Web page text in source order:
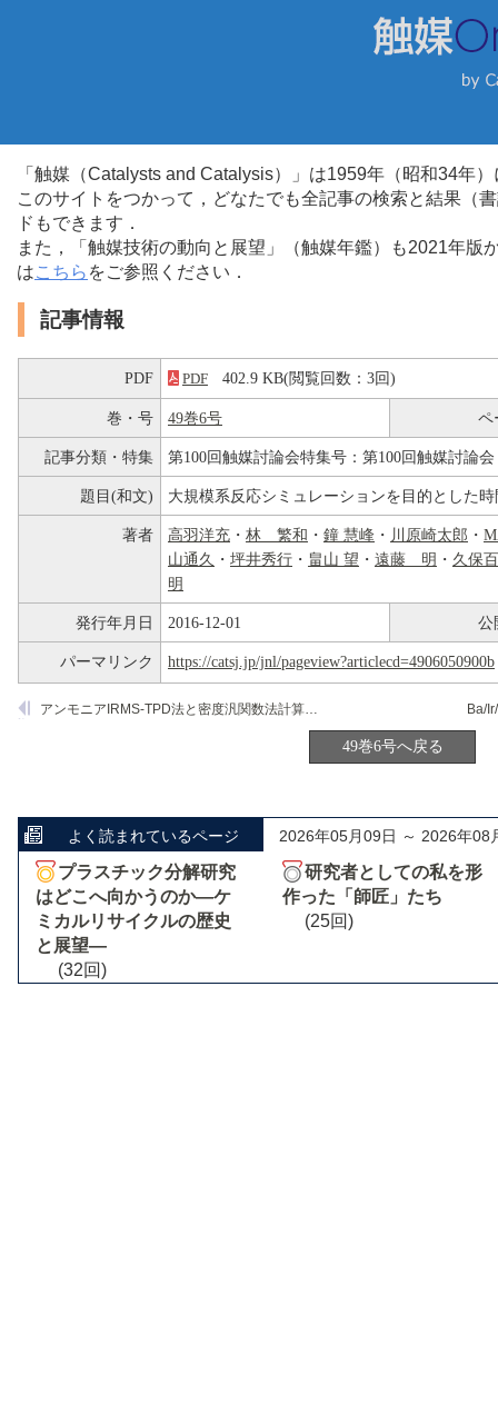
「触媒（Catalysts and Catalysis）」は1959年（昭和34年
このサイトをつかって，どなたでも全記事の検索と結果（
ドもできます．
また，「触媒技術の動向と展望」（触媒年鑑）も2021年
はこちら をご参照ください．
記事情報
PDF PDF 402.9 KB(閲覧回数：3回)
巻・号 49巻6号 ペ
記事分類・特集 第100回触媒討論会特集号：第100回触媒討論会
題目(和文) 大規模系反応シミュレーションを目的とした
著者 高羽洋充 ・ 林 繁和 ・ 鐘 慧峰 ・ 川原崎太郎 ・
山通久
・ 坪井秀行 ・ 畠山 望 ・ 遠藤 明 ・ 久保
明
発行年月日 2016-12-01 公
パーマリンク https://catsj.jp/jnl/pageview?articlecd=4906050900b
Ba/
アンモニアIRMS-TPD法と密度汎関数法計算によるゼオライト内ブレンステッド酸性質の定量的評価
49巻6号へ戻る
よく読まれているページ 2026年05月09日 ～ 2026年08
プラスチック分解研究
はどこへ向かうのか―ケ
ミカルリサイクルの歴史
と展望―
(32回)
研究者としての私を形
作った「師匠」たち
(25回)